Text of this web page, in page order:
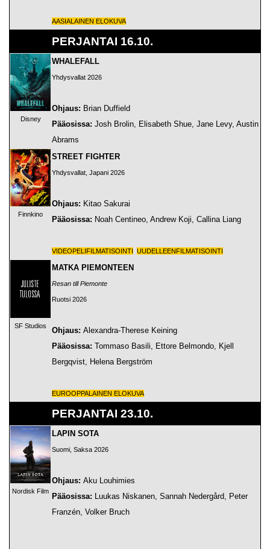
AASIALAINEN ELOKUVA
PERJANTAI 16.10.
Disney
WHALEFALL
Yhdysvallat 2026
Ohjaus: Brian Duffield
Pääosissa: Josh Brolin, Elisabeth Shue, Jane Levy, Austin
Abrams
Finnkino
STREET FIGHTER
Yhdysvallat, Japani 2026
Ohjaus: Kitao Sakurai
Pääosissa: Noah Centineo, Andrew Koji, Callina Liang
VIDEOPELIFILMATISOINTI UUDELLEENFILMATISOINTI
SF Studios
MATKA PIEMONTEEN
Resan till Piemonte
Ruotsi 2026
Ohjaus: Alexandra-Therese Keining
Pääosissa: Tommaso Basili, Ettore Belmondo, Kjell
Bergqvist, Helena Bergström
EUROOPPALAINEN ELOKUVA
PERJANTAI 23.10.
Nordisk Film
LAPIN SOTA
Suomi, Saksa 2026
Ohjaus: Aku Louhimies
Pääosissa: Luukas Niskanen, Sannah Nedergård, Peter
Franzén, Volker Bruch